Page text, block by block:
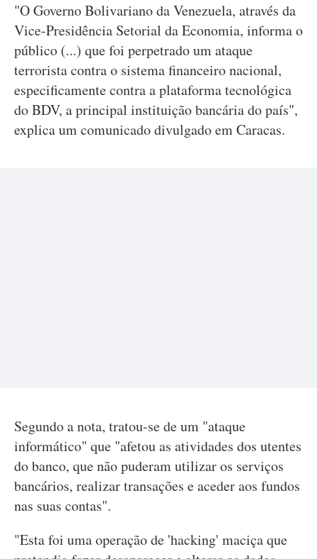
"O Governo Bolivariano da Venezuela, através da
Vice-Presidência Setorial da Economia, informa o
público (...) que foi perpetrado um ataque
terrorista contra o sistema financeiro nacional,
especificamente contra a plataforma tecnológica
do BDV, a principal instituição bancária do país",
explica um comunicado divulgado em Caracas.
Segundo a nota, tratou-se de um "ataque
informático" que "afetou as atividades dos utentes
do banco, que não puderam utilizar os serviços
bancários, realizar transações e aceder aos fundos
nas suas contas".
"Esta foi uma operação de 'hacking' maciça que